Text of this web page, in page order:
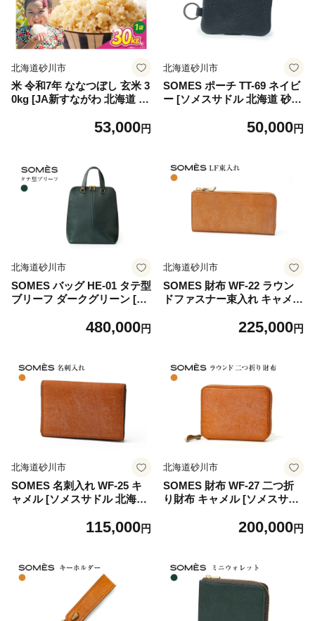
北海道砂川市
米 令和7年 ななつぼし 玄米 3
0kg [JA新すながわ 北海道 砂
令和7年産 お米 30キロ 農協 J
53,000円
北海道砂川市
SOMES ポーチ TT-69 ネイビ
ー [ソメスサドル 北海道 砂川
ビナ付き カラビナ レザー 革
50,000円
北海道砂川市
SOMES バッグ HE-01 タテ型
ブリーフ ダークグリーン [ソ
260818-c] ソメス ビジネスバ
レザー 革 革製品 革鞄 革バッ
グ 本革 ノートpc 自立 緑 グ
リーン somes saddle
480,000円
北海道砂川市
SOMES 財布 WF-22 ラウン
ドファスナー束入れ キャメル
12260675-c] ソメス 長財布 メ
レット 国産 日本製 ブランド
サイフ さいふ somes saddle
225,000円
北海道砂川市
SOMES 名刺入れ WF-25 キ
ャメル [ソメスサドル 北海道
ードケース 名刺ケース メン
牛革 somes saddle
115,000円
北海道砂川市
SOMES 財布 WF-27 二つ折
り財布 キャメル [ソメスサド
ソメス メンズ レディース 二
布 レザー ウォレット 国産 日
本製 ブランド サイフ さいふ
somes saddle
200,000円